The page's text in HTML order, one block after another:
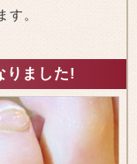
。
りました!